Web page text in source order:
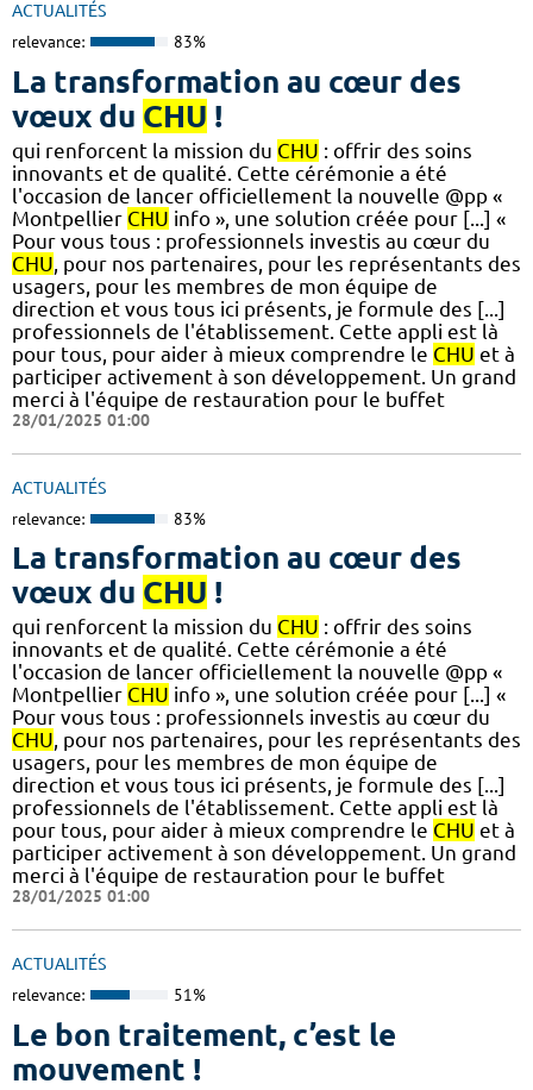
ACTUALITÉS
relevance: 83%
La transformation au cœur des
vœux du CHU !
qui renforcent la mission du CHU : offrir des soins
innovants et de qualité. Cette cérémonie a été
l'occasion de lancer officiellement la nouvelle @pp «
Montpellier CHU info », une solution créée pour [...] «
Pour vous tous : professionnels investis au cœur du
CHU, pour nos partenaires, pour les représentants des
usagers, pour les membres de mon équipe de
direction et vous tous ici présents, je formule des [...]
professionnels de l'établissement. Cette appli est là
pour tous, pour aider à mieux comprendre le CHU et à
participer activement à son développement. Un grand
merci à l'équipe de restauration pour le buffet
28/01/2025 01:00
ACTUALITÉS
relevance: 83%
La transformation au cœur des
vœux du CHU !
qui renforcent la mission du CHU : offrir des soins
innovants et de qualité. Cette cérémonie a été
l'occasion de lancer officiellement la nouvelle @pp «
Montpellier CHU info », une solution créée pour [...] «
Pour vous tous : professionnels investis au cœur du
CHU, pour nos partenaires, pour les représentants des
usagers, pour les membres de mon équipe de
direction et vous tous ici présents, je formule des [...]
professionnels de l'établissement. Cette appli est là
pour tous, pour aider à mieux comprendre le CHU et à
participer activement à son développement. Un grand
merci à l'équipe de restauration pour le buffet
28/01/2025 01:00
ACTUALITÉS
relevance: 51%
Le bon traitement, c’est le
mouvement !